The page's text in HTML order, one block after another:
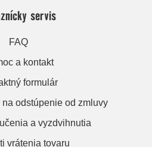
servis
FAQ
a kontakt
formulár
odstúpenie od zmluvy
a vyzdvihnutia
vrátenia tovaru